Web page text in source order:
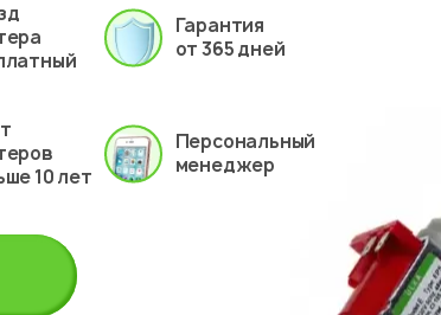
Гарантия
от 365 дней
10 лет
Персональный
менеджер